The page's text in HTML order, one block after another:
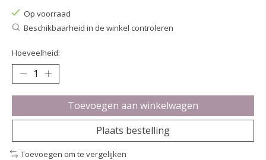
Op voorraad
Beschikbaarheid in de winkel controleren
Hoeveelheid:
Toevoegen aan winkelwagen
Plaats bestelling
Toevoegen om te vergelijken